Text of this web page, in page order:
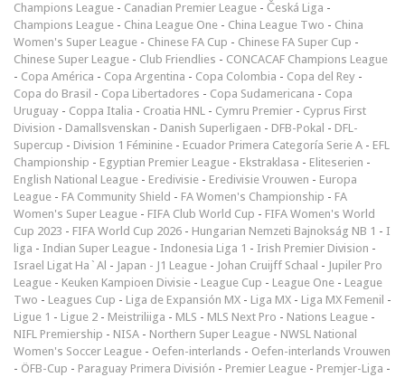
Champions League - Canadian Premier League - Česká Liga -
Champions League - China League One - China League Two - China
Women's Super League - Chinese FA Cup - Chinese FA Super Cup -
Chinese Super League - Club Friendlies - CONCACAF Champions League
- Copa América - Copa Argentina - Copa Colombia - Copa del Rey -
Copa do Brasil - Copa Libertadores - Copa Sudamericana - Copa
Uruguay - Coppa Italia - Croatia HNL - Cymru Premier - Cyprus First
Division - Damallsvenskan - Danish Superligaen - DFB-Pokal - DFL-
Supercup - Division 1 Féminine - Ecuador Primera Categoría Serie A - EFL
Championship - Egyptian Premier League - Ekstraklasa - Eliteserien -
English National League - Eredivisie - Eredivisie Vrouwen - Europa
League - FA Community Shield - FA Women's Championship - FA
Women's Super League - FIFA Club World Cup - FIFA Women's World
Cup 2023 - FIFA World Cup 2026 - Hungarian Nemzeti Bajnokság NB 1 - I
liga - Indian Super League - Indonesia Liga 1 - Irish Premier Division -
Israel Ligat Ha`Al - Japan - J1 League - Johan Cruijff Schaal - Jupiler Pro
League - Keuken Kampioen Divisie - League Cup - League One - League
Two - Leagues Cup - Liga de Expansión MX - Liga MX - Liga MX Femenil -
Ligue 1 - Ligue 2 - Meistriliiga - MLS - MLS Next Pro - Nations League -
NIFL Premiership - NISA - Northern Super League - NWSL National
Women's Soccer League - Oefen-interlands - Oefen-interlands Vrouwen
- ÖFB-Cup - Paraguay Primera División - Premier League - Premjer-Liga -